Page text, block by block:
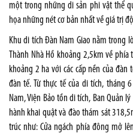
một trong những di sản phi vật thể
họa những nét cơ bản nhất về giá trị
Khu di tích Đàn Nam Giao nằm trong
Thành Nhà Hồ khoảng 2,5km về
khoảng 2 ha với các cấp nền của
đàn tế. Từ thực tế của di tích, tháng
Nam, Viện Bảo tồn di tích, Ban Quản
hành khai quật và đào thám sát
trúc như: Cửa ngách phía đông mở